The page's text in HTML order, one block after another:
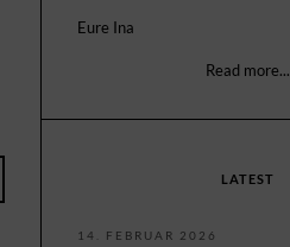
Eure Ina
Read more...
LATEST
14. FEBRUAR 2026